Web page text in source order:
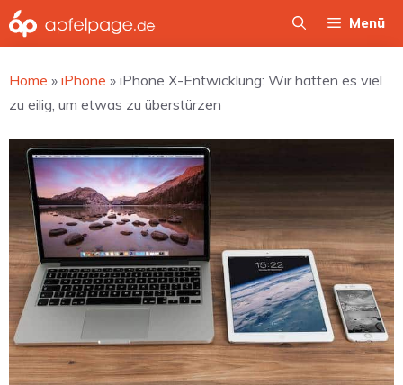
Zum
Inhalt
Menü
Home » iPhone » iPhone X-Entwicklung: Wir hatten es viel
zu eilig, um etwas zu überstürzen